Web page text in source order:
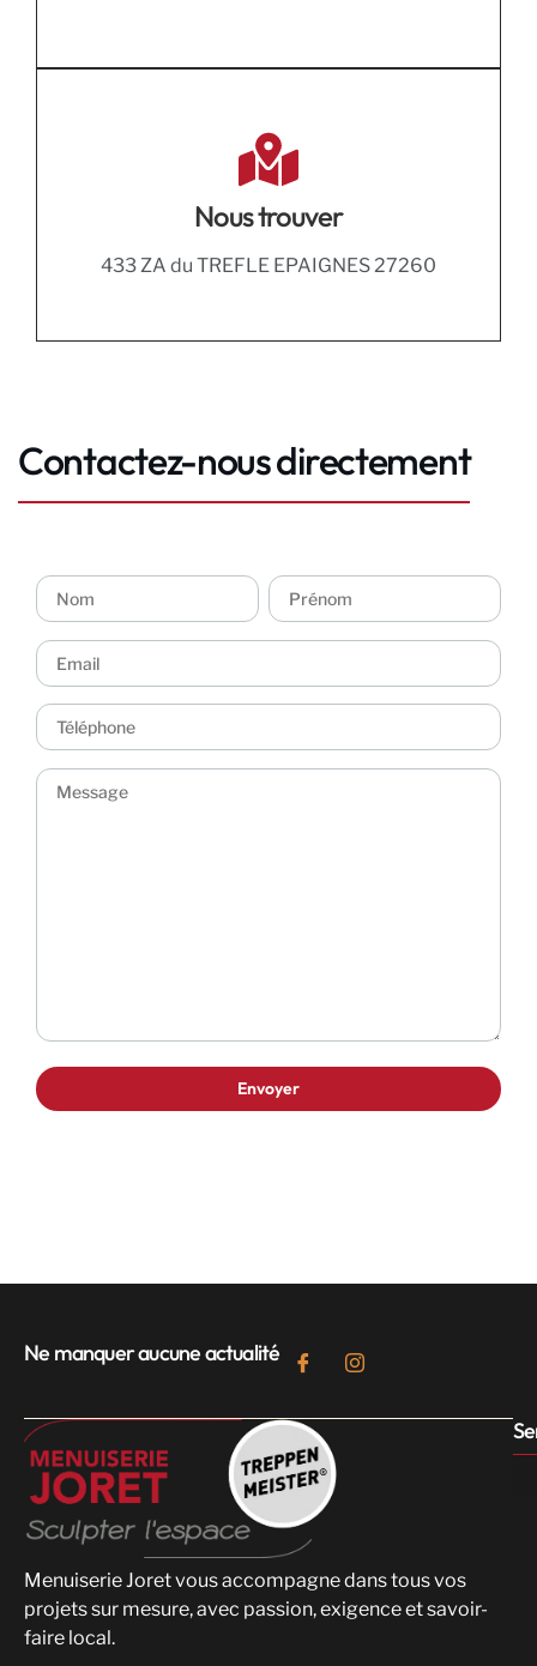
Nous trouver
433 ZA du TREFLE EPAIGNES 27260
Contactez-nous directement
Ne manquer aucune actualité
Menuiserie Joret vous accompagne dans tous vos
projets sur mesure, avec passion, exigence et savoir-
faire local.